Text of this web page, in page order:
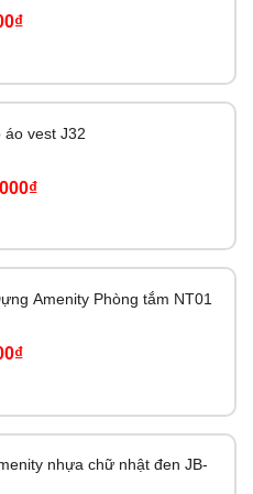
áo vest J32
Amenity Phòng tắm NT01
nhựa chữ nhật đen JB-